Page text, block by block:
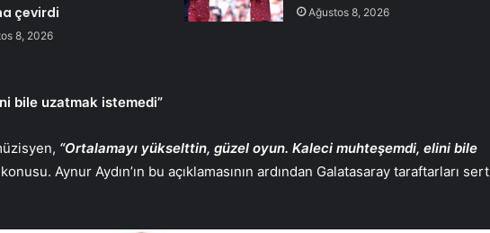
çevirdi
8, 2026
Ağustos 8, 2026
bile uzatmak istemedi”
“Ortalamayı yükselttin, güzel oyun. Kaleci muhteşemdi, elini bile
Aynur Aydın’ın bu açıklamasının ardından Galatasaray taraftarları sert